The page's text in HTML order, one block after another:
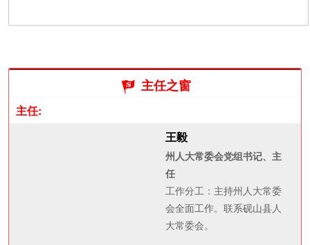
 主任之窗
主任:
王毅
州人大常委会党组书记、主
任
工作分工：主持州人大常委
会全面工作。联系砚山县人
大常委会。